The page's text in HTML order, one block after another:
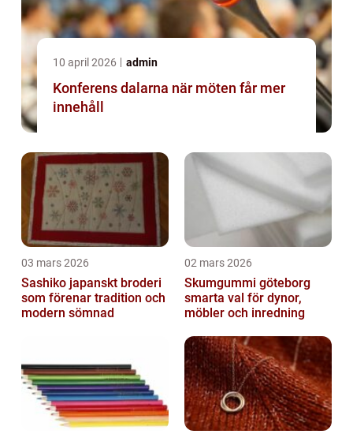
10 april 2026 admin
Konferens dalarna när möten får mer
innehåll
03 mars 2026
Sashiko japanskt broderi
som förenar tradition och
modern sömnad
02 mars 2026
Skumgummi göteborg
smarta val för dynor,
möbler och inredning